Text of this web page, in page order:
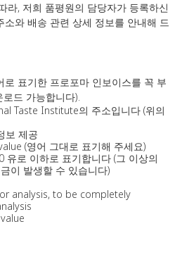
라, 저희 품평원의 담당자가 등록하신
와 배송 관련 상세 정보를 안내해 드
표기한 프로포마 인보이스를 꼭 부
드 가능합니다).
Taste Institute의 주소입니다 (위의
보 제공
(영어 그대로 표기해 주세요)
유로 이하로 표기합니다 (그 이상의
이 발생할 수 있습니다)
analysis, to be completely